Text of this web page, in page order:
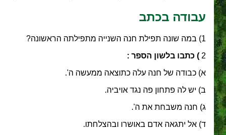
עבודה בכתב
1) במה שונה תפילת חנה השנייה מתפילתה הראשונה?
2 ) כתבו בלשון הספר :
א) כבודה של חנה עלה כתוצאה ממעשה ה'.
ב) יש לה פתחון פה נגד אויביה.
ג) חנה משבחת את ה'.
ד) אל יתגאה אדם באושרו ובהצלחתו.